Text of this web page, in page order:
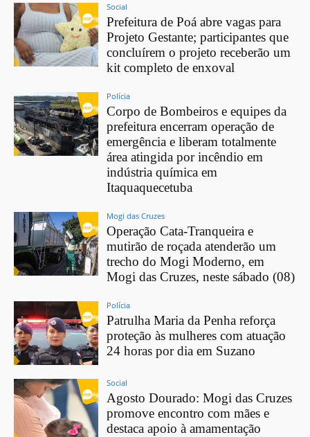
Social
Prefeitura de Poá abre vagas para
Projeto Gestante; participantes que
concluírem o projeto receberão um
kit completo de enxoval
Polícia
Corpo de Bombeiros e equipes da
prefeitura encerram operação de
emergência e liberam totalmente
área atingida por incêndio em
indústria química em
Itaquaquecetuba
Mogi das Cruzes
Operação Cata-Tranqueira e
mutirão de roçada atenderão um
trecho do Mogi Moderno, em
Mogi das Cruzes, neste sábado (08)
Polícia
Patrulha Maria da Penha reforça
proteção às mulheres com atuação
24 horas por dia em Suzano
Social
Agosto Dourado: Mogi das Cruzes
promove encontro com mães e
destaca apoio à amamentação